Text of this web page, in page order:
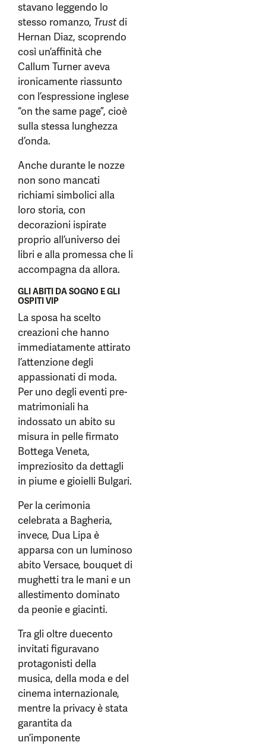
stavano leggendo lo
stesso romanzo, Trustdi
Hernan Diaz, scoprendo
così un’affinità che
Callum Turner aveva
ironicamente riassunto
con l’espressione inglese
“on the same page”, cioè
sulla stessa lunghezza
d’onda.
Anche durante le nozze
non sono mancati
richiami simbolici alla
loro storia, con
decorazioni ispirate
proprio all’universo dei
libri e alla promessa che li
accompagna da allora.
GLI ABITI DA SOGNO E GLI
OSPITI VIP
La sposa ha scelto
creazioni che hanno
immediatamente attirato
l’attenzione degli
appassionati di moda.
Per uno degli eventi pre-
matrimoniali ha
indossato un abito su
misura in pelle firmato
Bottega Veneta,
impreziosito da dettagli
in piume e gioielli Bulgari.
Per la cerimonia
celebrata a Bagheria,
invece, Dua Lipa è
apparsa con un luminoso
abito Versace, bouquet di
mughetti tra le mani e un
allestimento dominato
da peonie e giacinti.
Tra gli oltre duecento
invitati figuravano
protagonisti della
musica, della moda e del
cinema internazionale,
mentre la privacy è stata
garantita da
un’imponente